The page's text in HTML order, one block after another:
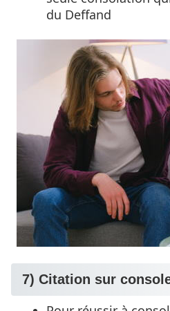
du Deffand
7) Citation sur